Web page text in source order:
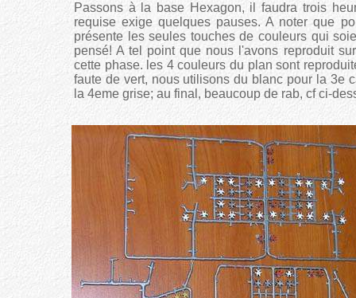
Passons à la base Hexagon, il faudra trois
requise exige quelques pauses. A noter que
présente les seules touches de couleurs qui
pensé! A tel point que nous l'avons reproduit
cette phase. les 4 couleurs du plan sont
faute de vert, nous utilisons du blanc pour la 3e
la 4eme grise; au final, beaucoup de rab, cf ci-